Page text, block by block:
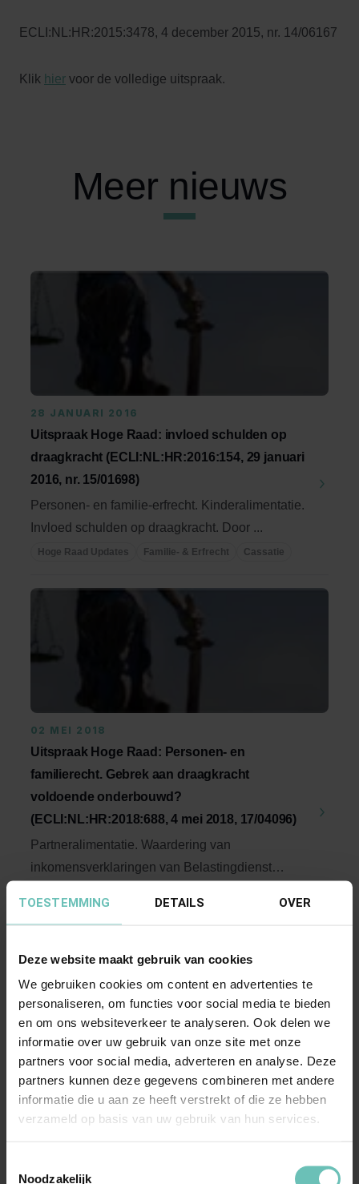
TOESTEMMING DETAILS OVER
Deze website maakt gebruik van cookies
We gebruiken cookies om content en advertenties te
personaliseren, om functies voor social media te bieden
en om ons websiteverkeer te analyseren. Ook delen we
informatie over uw gebruik van onze site met onze
partners voor social media, adverteren en analyse. Deze
partners kunnen deze gegevens combineren met andere
informatie die u aan ze heeft verstrekt of die ze hebben
verzameld op basis van uw gebruik van hun services.
Noodzakelijk
ECLI:NL:HR:2015:3478, 4 december 2015, nr. 14/06167
Klik hier voor de volledige uitspraak.
Meer nieuws
28 JANUARI 2016
Uitspraak Hoge Raad: invloed schulden op
draagkracht (ECLI:NL:HR:2016:154, 29 januari
2016, nr. 15/01698)
Personen- en familie-erfrecht. Kinderalimentatie.
Invloed schulden op draagkracht. Door ...
Hoge Raad Updates Familie- & Erfrecht Cassatie
02 MEI 2018
Uitspraak Hoge Raad: Personen- en
familierecht. Gebrek aan draagkracht
voldoende onderbouwd?
(ECLI:NL:HR:2018:688, 4 mei 2018, 17/04096)
Partneralimentatie. Waardering van
inkomensverklaringen van Belastingdienst
Uitspraak Hoge Raad: Kinderalimentatie
(ECLI:NL:HR:2017:360, 3 maart 2017, nr.